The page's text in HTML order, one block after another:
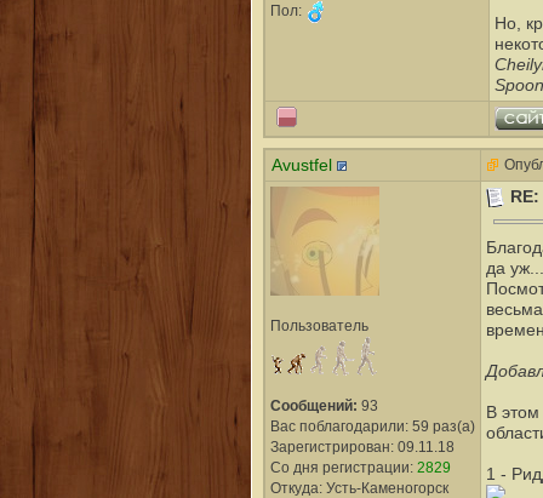
Пол:
Но,
Avustfel
Пользователь
Сообщений: 93
Вас поблагодарили: 59 раз(а)
Зарегистрирован: 09.11.18
Со дня регистрации: 2829
Откуда: Усть-Каменогорск
RE:
да
В
1 -